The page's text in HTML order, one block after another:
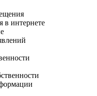
в интернете